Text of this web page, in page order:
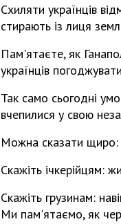
Схиляти українців
стирають із лиця
Пам'ятаєте, як
українців
Так само сьогодні
вчепилися у свою
Можна сказати щиро:
Скажіть ічкерійцям:
Скажіть грузинам:
Ми пам'ятаємо, як